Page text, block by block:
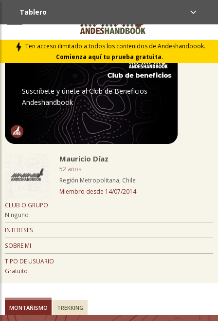
Ten acceso ilimitado a todos los contenidos de Andeshandbook.
Comienza aquí tu prueba gratuita.
Tablero
Suscríbete y únete al Club de Beneficios
Andeshandbook
Mauricio Díaz
52 años
Región Metropolitana, Chile
Miembro desde 14/07/2014
CLUB O GRUPO
Ninguno
INTERESES
SOBRE MI
TIPO DE USUARIO
Gratuito
MONTAÑISMO TREKKING